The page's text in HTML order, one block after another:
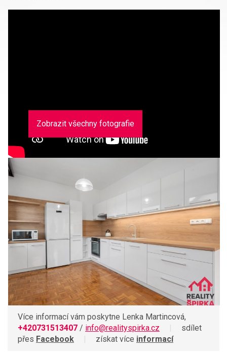
Zobrazit všechny fotografie
Více informací vám poskytne Lenka Martincová,
+420731513407 / info@realityspirka.cz
sdílet
přes Facebook získat více informací